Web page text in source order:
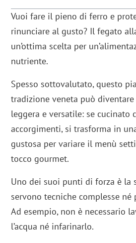
Vuoi fare il pieno di ferro e
rinunciare al gusto? Il fegato
un’ottima scelta per
nutriente.
Spesso sottovalutato, questo
tradizione veneta può
leggera e versatile: se cucinato
accorgimenti, si trasforma in
gustosa per variare il menù
tocco gourmet.
Uno dei suoi punti di forza è la
servono tecniche complesse né
Ad esempio, non è necessario
l’acqua né infarinarlo.